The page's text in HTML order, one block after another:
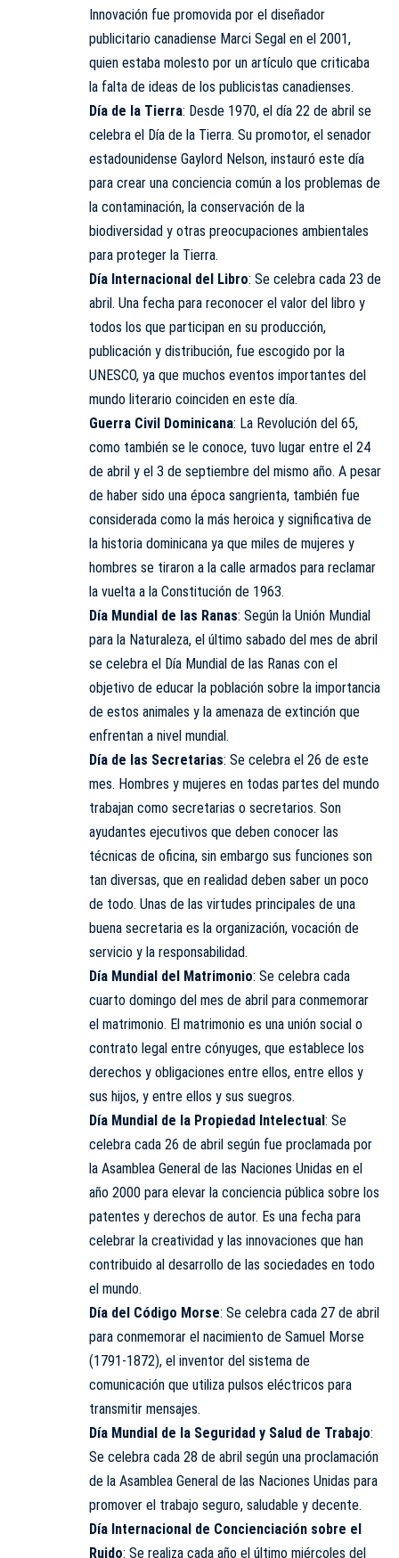
Innovación fue promovida por el diseñador
publicitario canadiense Marci Segal en el 2001,
quien estaba molesto por un artículo que criticaba
la falta de ideas de los publicistas canadienses.
Día de la Tierra: Desde 1970, el día 22 de abril se
celebra el Día de la Tierra. Su promotor, el senador
estadounidense Gaylord Nelson, instauró este día
para crear una conciencia común a los problemas de
la contaminación, la conservación de la
biodiversidad y otras preocupaciones ambientales
para proteger la Tierra.
Día Internacional del Libro: Se celebra cada 23 de
abril. Una fecha para reconocer el valor del libro y
todos los que participan en su producción,
publicación y distribución, fue escogido por la
UNESCO, ya que muchos eventos importantes del
mundo literario coinciden en este día.
Guerra Civil Dominicana: La Revolución del 65,
como también se le conoce, tuvo lugar entre el 24
de abril y el 3 de septiembre del mismo año. A pesar
de haber sido una época sangrienta, también fue
considerada como la más heroica y significativa de
la historia dominicana ya que miles de mujeres y
hombres se tiraron a la calle armados para reclamar
la vuelta a la Constitución de 1963.
Día Mundial de las Ranas: Según la Unión Mundial
para la Naturaleza, el último sabado del mes de abril
se celebra el Día Mundial de las Ranas con el
objetivo de educar la población sobre la importancia
de estos animales y la amenaza de extinción que
enfrentan a nivel mundial.
Día de las Secretarias: Se celebra el 26 de este
mes. Hombres y mujeres en todas partes del mundo
trabajan como secretarias o secretarios. Son
ayudantes ejecutivos que deben conocer las
técnicas de oficina, sin embargo sus funciones son
tan diversas, que en realidad deben saber un poco
de todo. Unas de las virtudes principales de una
buena secretaria es la organización, vocación de
servicio y la responsabilidad.
Día Mundial del Matrimonio: Se celebra cada
cuarto domingo del mes de abril para conmemorar
el matrimonio. El matrimonio es una unión social o
contrato legal entre cónyuges, que establece los
derechos y obligaciones entre ellos, entre ellos y
sus hijos, y entre ellos y sus suegros.
Día Mundial de la Propiedad Intelectual: Se
celebra cada 26 de abril según fue proclamada por
la Asamblea General de las Naciones Unidas en el
año 2000 para elevar la conciencia pública sobre los
patentes y derechos de autor. Es una fecha para
celebrar la creatividad y las innovaciones que han
contribuido al desarrollo de las sociedades en todo
el mundo.
Día del Código Morse: Se celebra cada 27 de abril
para conmemorar el nacimiento de Samuel Morse
(1791-1872), el inventor del sistema de
comunicación que utiliza pulsos eléctricos para
transmitir mensajes.
Día Mundial de la Seguridad y Salud de Trabajo:
Se celebra cada 28 de abril según una proclamación
de la Asamblea General de las Naciones Unidas para
promover el trabajo seguro, saludable y decente.
Día Internacional de Concienciación sobre el
Ruido: Se realiza cada año el último miércoles del